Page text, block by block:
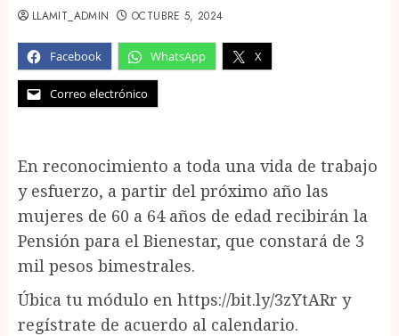
Facebook WhatsApp X
Correo electrónico
LLAMIT_ADMIN OCTUBRE 5, 2024
En reconocimiento a toda una vida de trabajo
y esfuerzo, a partir del próximo año las
mujeres de 60 a 64 años de edad recibirán la
Pensión para el Bienestar, que constará de 3
mil pesos bimestrales.
Úbica tu módulo en https://bit.ly/3zYtARr y
regístrate de acuerdo al calendario.